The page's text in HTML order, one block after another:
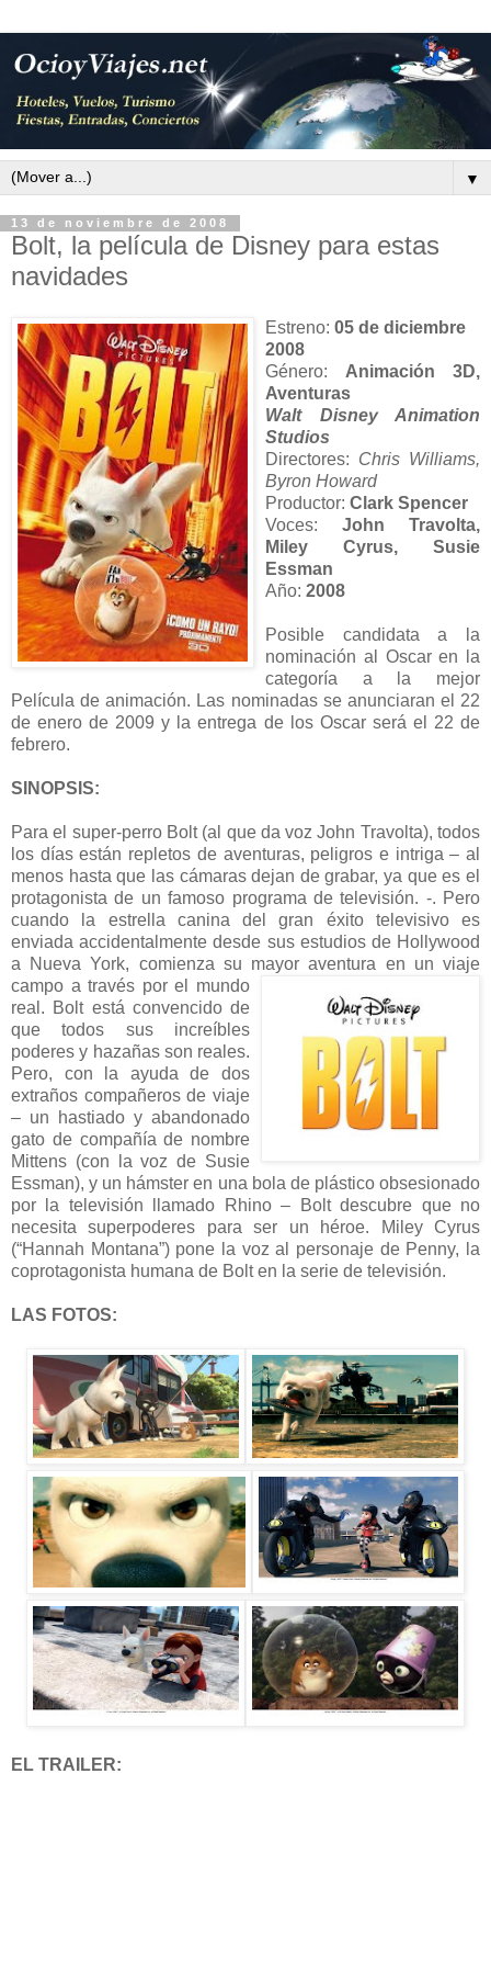
▼
13 de noviembre de 2008
Bolt, la película de Disney para estas
navidades
Estreno: 05 de diciembre
2008
Género: Animación 3D,
Aventuras
Walt DisneyAnimation
Studios
Directores: Chris Williams,
Byron Howard
Productor: Clark Spencer
Voces: John Travolta,
Miley Cyrus, Susie
Essman
Año: 2008
Posible candidata a la
nominación al Oscar en la
categoría a la mejor
Película de animación. Las nominadas se anunciaran el 22
de enero de 2009 y la entrega de los Oscar será el 22 de
febrero.
SINOPSIS:
Para el super-perro Bolt (al que da voz John Travolta), todos
los días están repletos de aventuras, peligros e intriga – al
menos hasta que las cámaras dejan de grabar, ya que es el
protagonista de un famoso programa de televisión. -. Pero
cuando la estrella canina del gran éxito televisivo es
enviada accidentalmente desde sus estudios de Hollywood
a Nueva York, comienza su mayor aventura en un viaje
campo a través por el mundo
real. Bolt está convencido de
que todos sus increíbles
poderes y hazañas son reales.
Pero, con la ayuda de dos
extraños compañeros de viaje
– un hastiado y abandonado
gato de compañía de nombre
Mittens (con la voz de Susie
Essman), y un hámster en una bola de plástico obsesionado
por la televisión llamado Rhino – Bolt descubre que no
necesita superpoderes para ser un héroe. Miley Cyrus
(“Hannah Montana”) pone la voz al personaje de Penny, la
coprotagonista humana de Bolt en la serie de televisión.
LAS FOTOS:
EL TRAILER: